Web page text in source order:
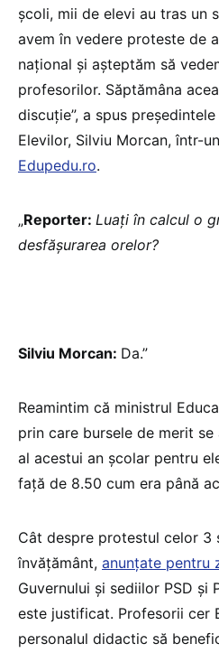
școli, mii de elevi au tras un
avem în vedere proteste de
național și așteptăm să
profesorilor. Săptămâna
discuție”, a spus
Elevilor, Silviu Morcan, într-
Edupedu.ro.
„Reporter: Luați în calcul o
desfășurarea orelor?
Silviu Morcan: Da.”
Reamintim că ministrul
prin care bursele de merit
al acestui an școlar pentru
față de 8.50 cum era până
Cât despre protestul celor 3
învățământ, anunțate pentru
Guvernului și sediilor PSD și
este justificat. Profesorii cer
personalul didactic să